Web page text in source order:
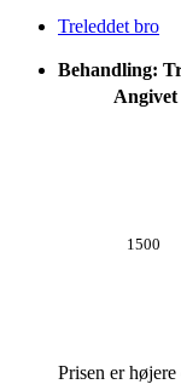
Treleddet bro
Behandling:
1500
Prisen er højere